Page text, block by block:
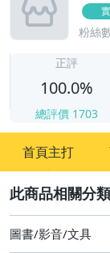
粉絲
正評
100.0%
總評價 1703
首頁主打
其它
圖書/影音/文具